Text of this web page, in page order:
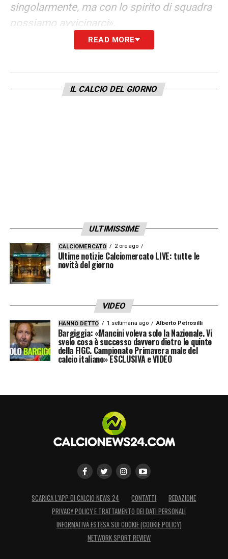
singolarmente, ma con lo spirito di squadra
possiamo avvicinarci».
Infine, la chiave sarà la mentalità. Comolli è
». Non si tratta solo di mercato, ma
ricostruire una cultura della vittoria che
READ MORE
IL CALCIO DEL GIORNO
ULTIMISSIME
CALCIOMERCATO 2 ore ago
Ultime notizie Calciomercato LIVE: tutte le
novità del giorno
VIDEO
HANNO DETTO 1 settimana ago Alberto Petrosilli
Bargiggia: «Mancini voleva solo la Nazionale. Vi
svelo cosa è successo davvero dietro le quinte
della FIGC. Campionato Primavera male del
calcio italiano» ESCLUSIVA e VIDEO
SCARICA L’APP DI CALCIO NEWS 24 CONTATTI
REDAZIONE
PRIVACY POLICY E TRATTAMENTO DEI DATI PERSONALI
INFORMATIVA ESTESA SUI COOKIE (COOKIE POLICY)
NETWORK SPORT REVIEW